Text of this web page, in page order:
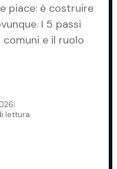
piace: è costruire
I 5 passi
e il ruolo
|
lettura